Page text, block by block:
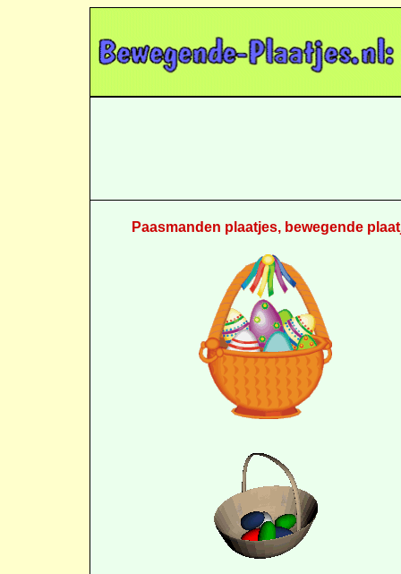
Paasmanden plaatjes, bewegende